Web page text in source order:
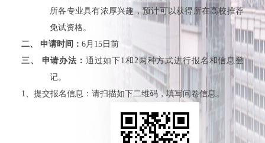
所各专业具有浓厚兴趣，预计可以获得所在高校推荐
免试资格。
二、
申请时间： 6月 15 日前
三、
申请办法： 通过如下1和 2两种方式进行报名和信息登
记。
1、提交报名信息：请扫描如下二维码，填写问卷信息。